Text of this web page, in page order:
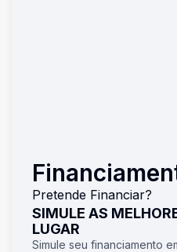
Pretende Financiar?
SIMULE AS
LUGAR
Simule seu financiamento